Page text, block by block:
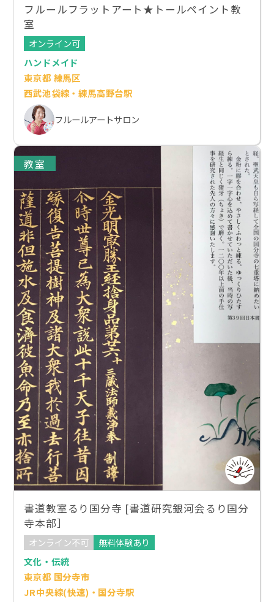
フルールフラットアート★トールペイント教
室
オンライン可
ハンドメイド
東京都 練馬区
西武池袋線・練馬高野台駅
フルールアートサロン
教室
書道教室るり国分寺 [書道研究銀河会るり国分
寺本部］
オンライン不可
無料体験あり
文化・伝統
東京都 国分寺市
JR中央線(快速)・国分寺駅